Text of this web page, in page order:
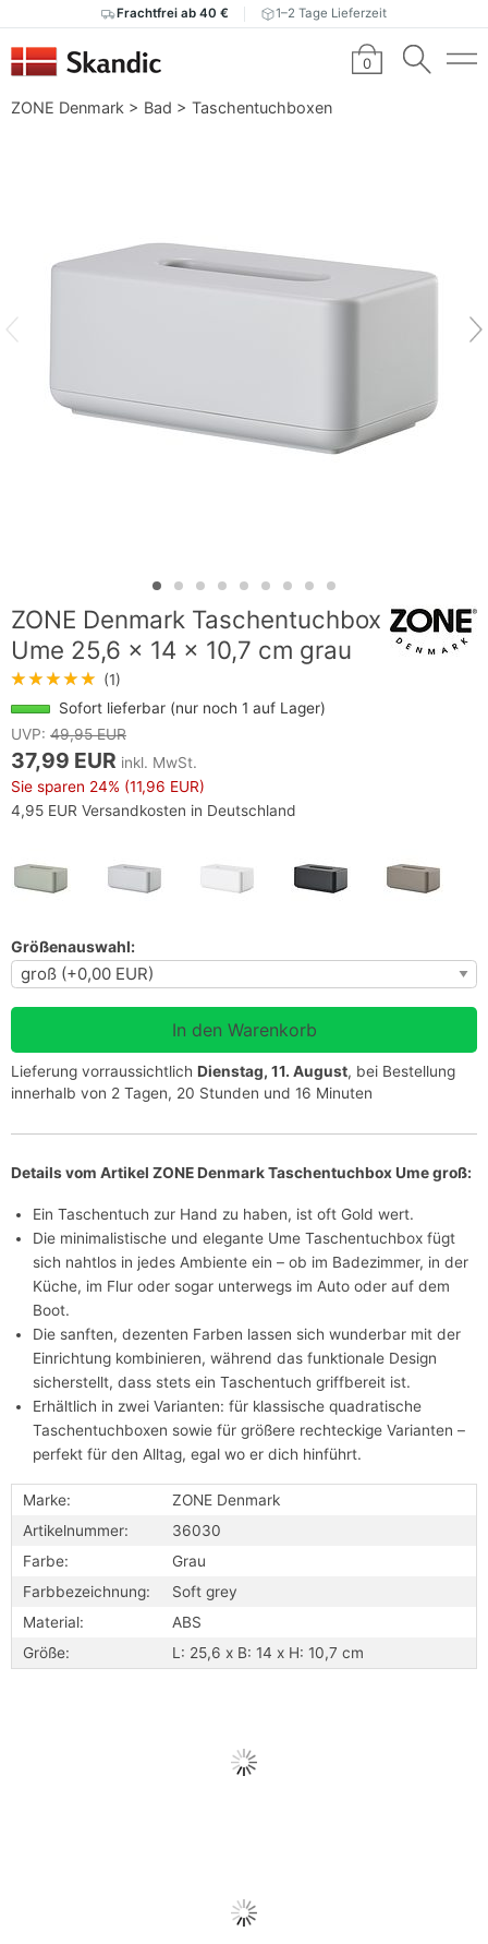
Frachtfrei ab 40 € 1–2 Tage Lieferzeit
0
ZONE Denmark > Bad > Taschentuchboxen
ZONE Denmark Taschentuchbox
Ume 25,6 x 14 x 10,7 cm grau
★★★★★ (1)
Sofort lieferbar (nur noch 1 auf Lager)
UVP: 49,95 EUR
37,99 EUR inkl. MwSt.
Sie sparen 24% (11,96 EUR)
4,95 EUR Versandkosten in Deutschland
Größenauswahl:
Lieferung vorraussichtlich Dienstag, 11. August, bei Bestellung
innerhalb von 2 Tagen, 20 Stunden und 16 Minuten
Details vom Artikel ZONE Denmark Taschentuchbox Ume groß:
Ein Taschentuch zur Hand zu haben, ist oft Gold wert.
Die minimalistische und elegante Ume Taschentuchbox fügt
sich nahtlos in jedes Ambiente ein – ob im Badezimmer, in der
Küche, im Flur oder sogar unterwegs im Auto oder auf dem
Boot.
Die sanften, dezenten Farben lassen sich wunderbar mit der
Einrichtung kombinieren, während das funktionale Design
sicherstellt, dass stets ein Taschentuch griffbereit ist.
Erhältlich in zwei Varianten: für klassische quadratische
Taschentuchboxen sowie für größere rechteckige Varianten –
perfekt für den Alltag, egal wo er dich hinführt.
Marke:
ZONE Denmark
Artikelnummer:
36030
Farbe:
Grau
Farbbezeichnung:
Soft grey
Material:
ABS
Größe:
L: 25,6 x B: 14 x H: 10,7 cm